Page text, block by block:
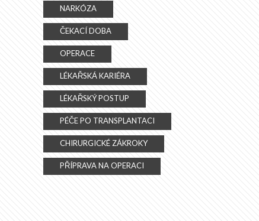
NARKÓZA
ČEKACÍ DOBA
OPERACE
LÉKAŘSKÁ KARIÉRA
LÉKAŘSKÝ POSTUP
PÉČE PO TRANSPLANTACI
CHIRURGICKÉ ZÁKROKY
PŘÍPRAVA NA OPERACI